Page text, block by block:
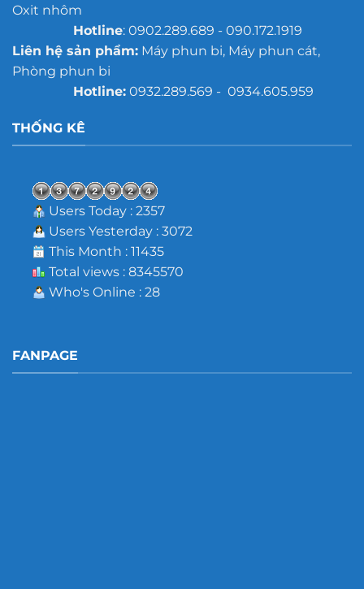
Oxit nhôm
Hotline: 0902.289.689 - 090.172.1919
Liên hệ sản phẩm:Máy phun bi, Máy phun cát,
Phòng phun bi
Hotline:0932.289.569 - 0934.605.959
THỐNG KÊ
Users Today : 2357
Users Yesterday : 3072
This Month : 11435
Total views : 8345570
Who's Online : 28
FANPAGE